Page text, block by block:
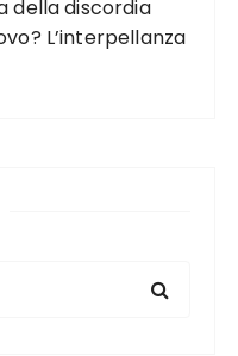
della discordia
L’interpellanza